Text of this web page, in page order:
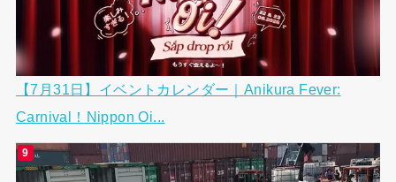
【7月31日】イベントカレンダー｜Anikura Fever:
Carnival！Nippon Oi...